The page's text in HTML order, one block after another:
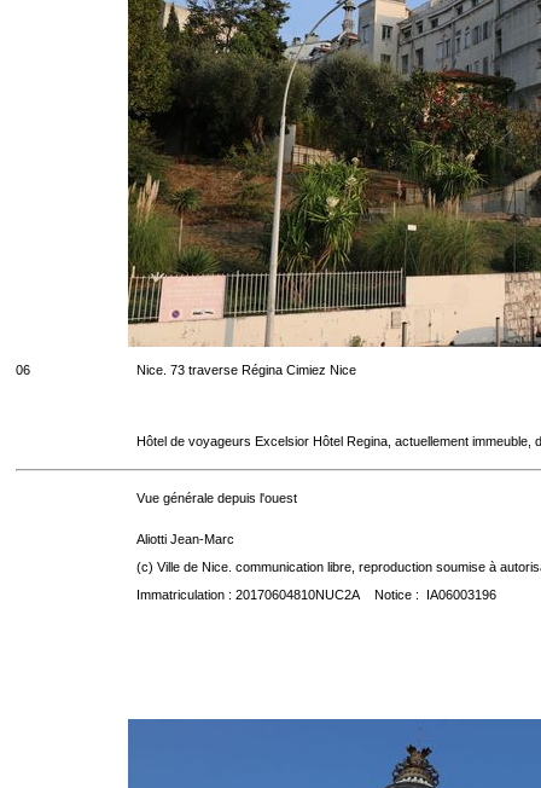
06 Nice. 73 traverse Régina Cimiez Nice
Hôtel de voyageurs Excelsior Hôtel Regina, actuellement immeuble,
Vue générale depuis l'ouest
Aliotti Jean-Marc
(c) Ville de Nice. communication libre, reproduction soumise à
Immatriculation : 20170604810NUC2A Notice : IA06003196